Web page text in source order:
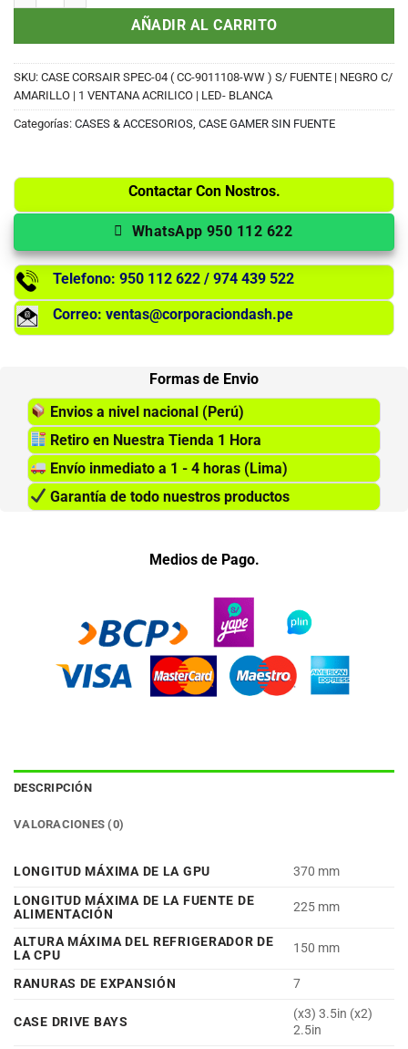
AÑADIR AL CARRITO
SKU: CASE CORSAIR SPEC-04 ( CC-9011108-WW ) S/ FUENTE | NEGRO C/
AMARILLO | 1 VENTANA ACRILICO | LED- BLANCA
Categorías: CASES & ACCESORIOS CASE GAMER SIN FUENTE
Contactar Con Nostros.
WhatsApp 950 112 622
Telefono: 950 112 622 / 974 439 522
Correo: ventas@corporaciondash.pe
Formas de Envio
Envios a nivel nacional (Perú)
Retiro en Nuestra Tienda 1 Hora
Envío inmediato a 1 - 4 horas (Lima)
Garantía de todo nuestros productos
Medios de Pago.
DESCRIPCIÓN
VALORACIONES (0)
LONGITUD MÁXIMA DE LA GPU
370 mm
LONGITUD MÁXIMA DE LA FUENTE DE
ALIMENTACIÓN
225 mm
ALTURA MÁXIMA DEL REFRIGERADOR DE
LA CPU
150 mm
RANURAS DE EXPANSIÓN 7
CASE DRIVE BAYS
(x3) 3.5in (x2)
2.5in